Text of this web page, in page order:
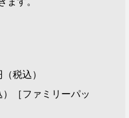
税込）
［ファミリーパッ